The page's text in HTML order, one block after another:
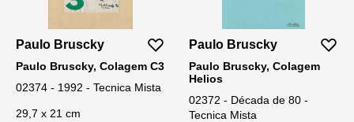
Paulo Bruscky
Paulo Bruscky, Colagem C3
02374 - 1992 - Tecnica Mista
29,7 x 21 cm
Paulo Bruscky
Paulo Bruscky, Colagem
Helios
02372 - Década de 80 -
Tecnica Mista